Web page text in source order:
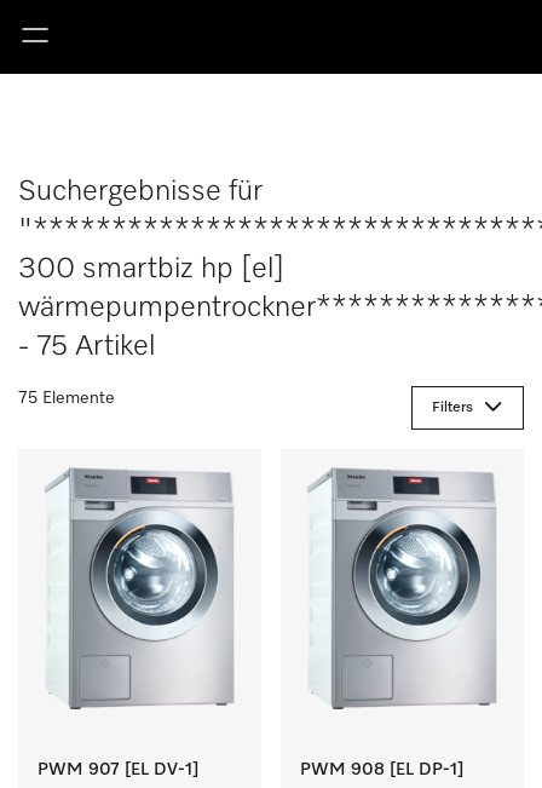
Suchergebnisse für
300 smartbiz hp [el]
- 75 Artikel
75 Elemente
Filters
PWM 907 [EL DV-1] PWM 908 [EL DP-1]